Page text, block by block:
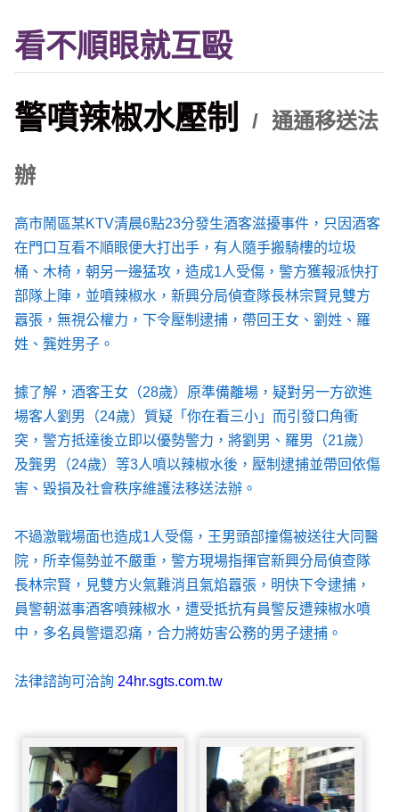
看不順眼就互毆
警噴辣椒水壓制 通通移送法
辦
高市鬧區某KTV清晨6點23分發生酒客滋擾事件，只因酒客
在門口互看不順眼便大打出手，有人隨手搬騎樓的垃圾
桶、木椅，朝另一邊猛攻，造成1人受傷，警方獲報派快打
部隊上陣，並噴辣椒水，新興分局偵查隊長林宗賢見雙方
囂張，無視公權力，下令壓制逮捕，帶回王女、劉姓、羅
姓、龔姓男子。
據了解，酒客王女（28歲）原準備離場，疑對另一方欲進
場客人劉男（24歲）質疑「你在看三小」而引發口角衝
突，警方抵達後立即以優勢警力，將劉男、羅男（21歲）
及龔男（24歲）等3人噴以辣椒水後，壓制逮捕並帶回依傷
害、毀損及社會秩序維護法移送法辦。
不過激戰場面也造成1人受傷，王男頭部撞傷被送往大同醫
院，所幸傷勢並不嚴重，警方現場指揮官新興分局偵查隊
長林宗賢，見雙方火氣難消且氣焰囂張，明快下令逮捕，
員警朝滋事酒客噴辣椒水，遭受抵抗有員警反遭辣椒水噴
中，多名員警還忍痛，合力將妨害公務的男子逮捕。
法律諮詢可洽詢24hr.sgts.com.tw